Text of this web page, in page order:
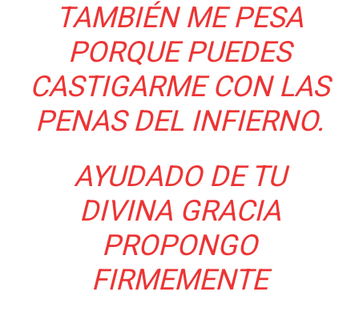
TAMBIÉN ME PESA
PORQUE PUEDES
CASTIGARME CON LAS
PENAS DEL INFIERNO.
AYUDADO DE TU
DIVINA GRACIA
PROPONGO
FIRMEMENTE